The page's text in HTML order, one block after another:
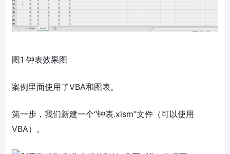
图1 钟表效果图
案例里面使用了VBA和图表。
第一步，我们新建一个“钟表.xlsm”文件（可以使用
VBA）。